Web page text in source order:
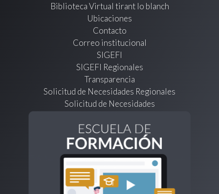
Biblioteca Virtual tirant lo blanch
Ubicaciones
Contacto
Correo institucional
SIGEFI
SIGEFI Regionales
Transparencia
Solicitud de Necesidades Regionales
Solicitud de Necesidades